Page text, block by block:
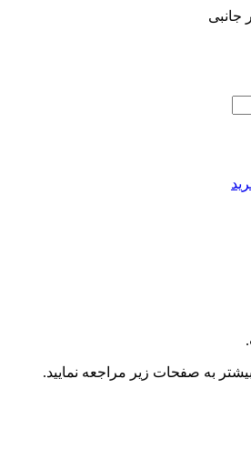
به صفحات زیر مراجعه نمایید.